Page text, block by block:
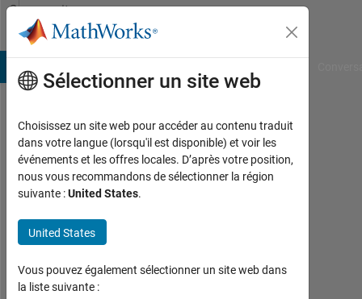
Passer au contenu
Community
Profile
Curious
Last
seen:
environ
3 ans il
y a
Actif
depuis
Sélectionner un site web
Choisissez un site web pour accéder au contenu traduit
dans votre langue (lorsqu'il est disponible) et voir les
événements et les offres locales. D’après votre position,
nous vous recommandons de sélectionner la région
suivante :United States.
United States
Vous pouvez également sélectionner un site web dans
la liste suivante :